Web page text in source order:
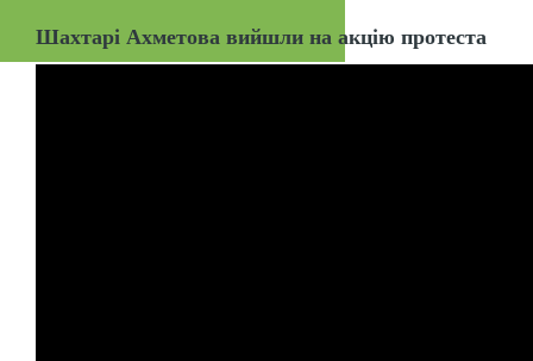
Шахтарі Ахметова вийшли на акцію протеста